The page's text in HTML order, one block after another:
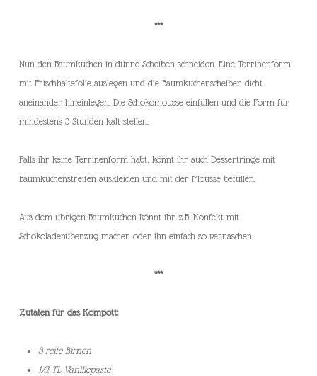
***
Nun den Baumkuchen in dünne Scheiben schneiden. Eine Terrinenform
mit Frischhaltefolie auslegen und die Baumkuchenscheiben dicht
aneinander hineinlegen. Die Schokomousse einfüllen und die Form für
mindestens 3 Stunden kalt stellen.
Falls ihr keine Terrinenform habt, könnt ihr auch Dessertringe mit
Baumkuchenstreifen auskleiden und mit der Mousse befüllen.
Aus dem übrigen Baumkuchen könnt ihr z.B. Konfekt mit
Schokoladenüberzug machen oder ihn einfach so vernaschen.
***
Zutaten für das Kompott:
3 reife Birnen
1/2 TL Vanillepaste